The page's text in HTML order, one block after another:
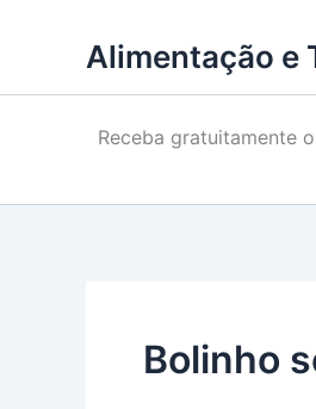
Alimentação e
Receba gratuitamente o
Bolinho